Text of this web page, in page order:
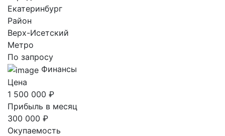
Екатеринбург
Район
Верх-Исетский
Метро
По запросу
Финансы
Цена
1 500 000 ₽
Прибыль в месяц
300 000 ₽
Окупаемость